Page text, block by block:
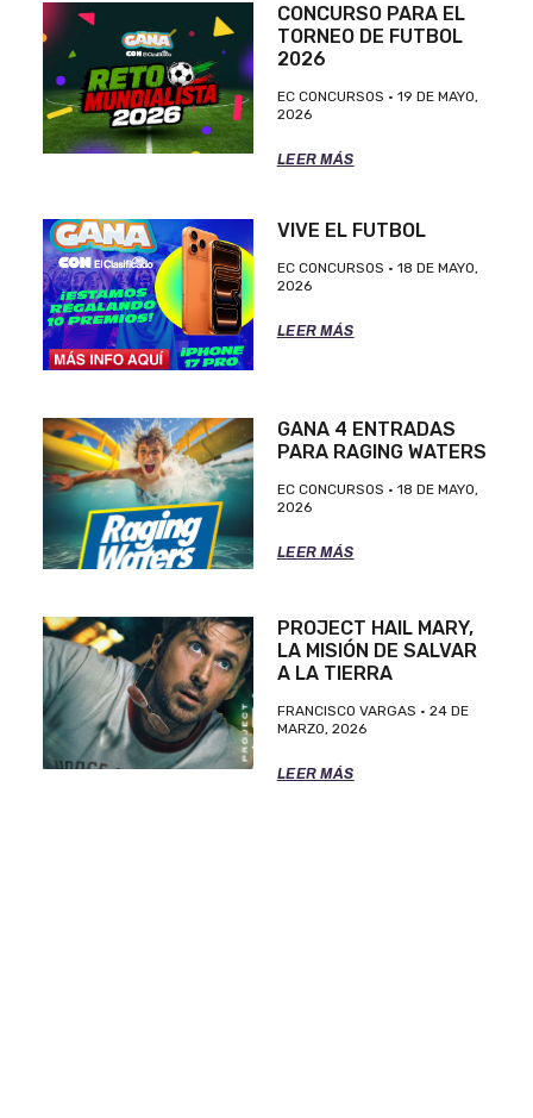
CONCURSO PARA EL
TORNEO DE FUTBOL
2026
EC CONCURSOS
19 DE MAYO,
2026
LEER MÁS
VIVE EL FUTBOL
EC CONCURSOS
18 DE MAYO,
2026
LEER MÁS
GANA 4 ENTRADAS
PARA RAGING WATERS
EC CONCURSOS
18 DE MAYO,
2026
LEER MÁS
PROJECT HAIL MARY,
LA MISIÓN DE SALVAR
A LA TIERRA
FRANCISCO VARGAS
24 DE
MARZO, 2026
LEER MÁS